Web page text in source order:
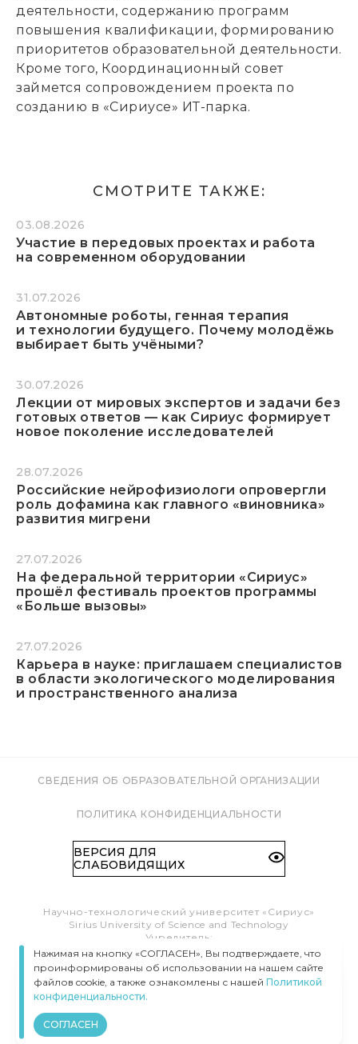
деятельности, содержанию программ
повышения квалификации, формированию
приоритетов образовательной деятельности.
Кроме того, Координационный совет
займется сопровождением проекта по
созданию в «Сириусе» ИТ-парка.
СМОТРИТЕ ТАКЖЕ:
03.08.2026
Участие в передовых проектах и работа
на современном оборудовании
31.07.2026
Автономные роботы, генная терапия
и технологии будущего. Почему молодёжь
выбирает быть учёными?
30.07.2026
Лекции от мировых экспертов и задачи без
готовых ответов — как Сириус формирует
новое поколение исследователей
28.07.2026
Российские нейрофизиологи опровергли
роль дофамина как главного «виновника»
развития мигрени
27.07.2026
На федеральной территории «Сириус»
прошёл фестиваль проектов программы
«Больше вызовы»
27.07.2026
Карьера в науке: приглашаем специалистов
в области экологического моделирования
и пространственного анализа
СВЕДЕНИЯ ОБ ОБРАЗОВАТЕЛЬНОЙ ОРГАНИЗАЦИИ
ПОЛИТИКА КОНФИДЕНЦИАЛЬНОСТИ
ВЕРСИЯ ДЛЯ
СЛАБОВИДЯЩИХ
Научно-технологический университет «Сириус»
Sirius University of Science and Technology
Учредитель:
Образовательный Фонд «Талант и успех»
Федеральная территория «Сириус»,
Тел.:8 (800) 100 41 55
info@siriusuniversity.ru
ВСЕ ПРАВА ЗАЩИЩЕНЫ © УНИВЕРСИТЕТ «СИРИУС», 2020–
Нажимая на кнопку «СОГЛАСЕН», Вы подтверждаете, что
проинформированы об использовании на нашем сайте
файлов cookie, а также ознакомлены с нашей Политикой
конфиденциальности.
СОГЛАСЕН